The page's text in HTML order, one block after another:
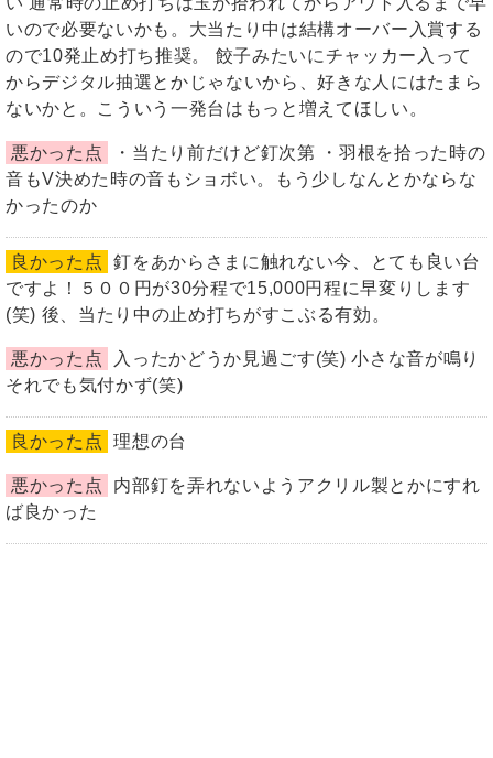
いので必要ないかも。大当たり中は結構オーバー入賞する
ので10発止め打ち推奨。 餃子みたいにチャッカー入って
からデジタル抽選とかじゃないから、好きな人にはたまら
ないかと。こういう一発台はもっと増えてほしい。
悪かった点
・当たり前だけど釘次第 ・羽根を拾った時の
音もV決めた時の音もショボい。もう少しなんとかならな
かったのか
良かった点
釘をあからさまに触れない今、とても良い台
ですよ！５００円が30分程で15,000円程に早変りします
(笑) 後、当たり中の止め打ちがすこぶる有効。
悪かった点
入ったかどうか見過ごす(笑) 小さな音が鳴り
それでも気付かず(笑)
良かった点 理想の台
悪かった点
内部釘を弄れないようアクリル製とかにすれ
ば良かった